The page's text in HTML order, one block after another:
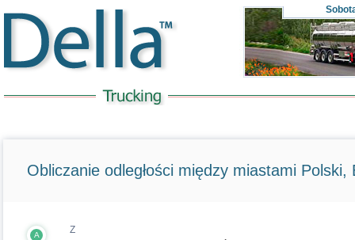
Obliczanie odległości między miastami Polski,
A Z